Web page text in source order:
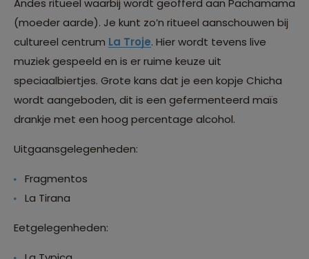
Andes ritueel waarbij wordt geofferd aan Pachamama
(moeder aarde). Je kunt zo’n ritueel aanschouwen bij
cultureel centrum La Troje. Hier wordt tevens live
muziek gespeeld en is er ruime keuze uit
speciaalbiertjes. Grote kans dat je een kopje Chicha
wordt aangeboden, dit is een gefermenteerd maïs
drankje met een hoog percentage alcohol.
Uitgaansgelegenheden:
Fragmentos
La Tirana
Eetgelegenheden: